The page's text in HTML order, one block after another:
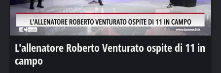
L'allenatore Roberto Venturato ospite di 11 in
campo